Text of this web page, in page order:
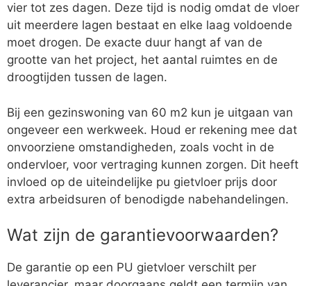
vier tot zes dagen. Deze tijd is nodig omdat de vloer
uit meerdere lagen bestaat en elke laag voldoende
moet drogen. De exacte duur hangt af van de
grootte van het project, het aantal ruimtes en de
droogtijden tussen de lagen.
Bij een gezinswoning van 60 m2 kun je uitgaan van
ongeveer een werkweek. Houd er rekening mee dat
onvoorziene omstandigheden, zoals vocht in de
ondervloer, voor vertraging kunnen zorgen. Dit heeft
invloed op de uiteindelijke pu gietvloer prijs door
extra arbeidsuren of benodigde nabehandelingen.
Wat zijn de garantievoorwaarden?
De garantie op een PU gietvloer verschilt per